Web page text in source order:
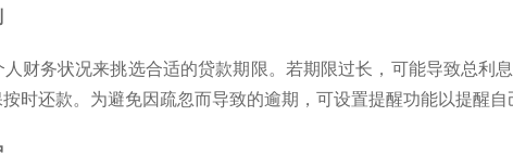
财务状况来挑选合适的贷款期限。若期限过长，可能导致总
时还款。为避免因疏忽而导致的逾期，可设置提醒功能以提醒自